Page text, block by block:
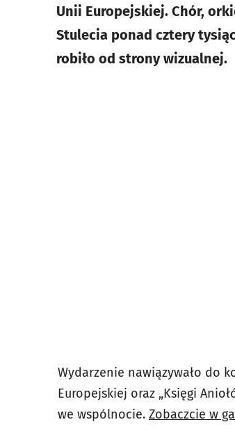
Unii Europejskiej. Chór,
Stulecia ponad cztery
robiło od strony wizualnej.
Wydarzenie nawiązywało do
Europejskiej oraz „Księgi
we wspólnocie. Zobaczcie w